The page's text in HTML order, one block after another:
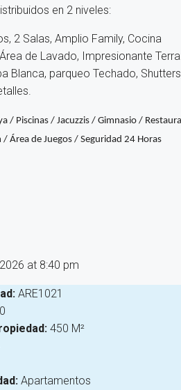
en 2 niveles:
2 Salas, Amplio Family, Cocina
de Lavado, Impresionante
Blanca, parqueo Techado,
/ Piscinas / Jacuzzis / Gimnasio /
Área de Juegos / Seguridad 24 Horas
at 8:40 pm
ARE1021
450 M²
Apartamentos